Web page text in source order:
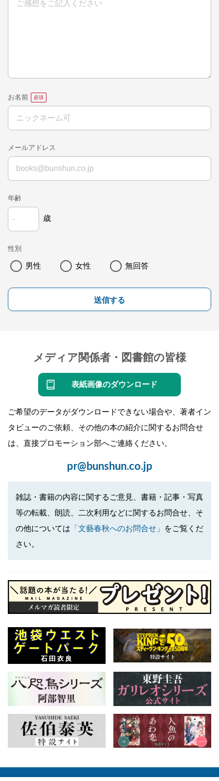
お名前
メールアドレス
年齢
歳
性別
男性 女性 無回答
送信する
メディア関係者・図書館の皆様
表紙画像のダウンロード
ご希望のデータがダウンロードできない場合や、著者イン
タビューのご依頼、その他の本の紹介に関するお問合せ
は、直接プロモーション部へご連絡ください。
pr@bunshun.co.jp
雑誌・書籍の内容に関するご意見、書籍・記事・写真
等の転載、朗読、二次利用などに関するお問合せ、そ
の他については 「文藝春秋へのお問合せ」
をご覧くだ
さい。